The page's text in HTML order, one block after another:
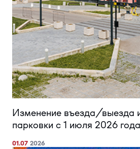
Изменение въезда/выезда
парковки с 1 июля 2026 года
01.07 2026